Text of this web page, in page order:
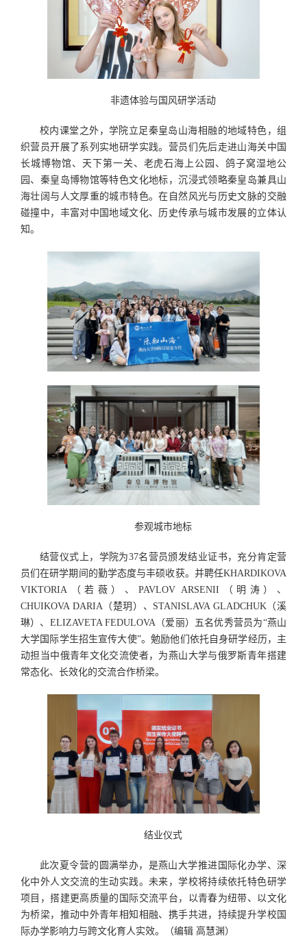
非遗体验与国风研学活动
校内课堂之外，学院立足秦皇岛山海相融的地域特色，组
织营员开展了系列实地研学实践。营员们先后走进山海关中国
长城博物馆、天下第一关、老虎石海上公园、鸽子窝湿地公
园、秦皇岛博物馆等特色文化地标，沉浸式领略秦皇岛兼具山
海壮阔与人文厚重的城市特色。在自然风光与历史文脉的交融
碰撞中，丰富对中国地域文化、历史传承与城市发展的立体认
知。
参观城市地标
结营仪式上，学院为37名营员颁发结业证书，充分肯定营
员们在研学期间的勤学态度与丰硕收获。并聘任KHARDIKOVA
VIKTORIA（若薇）、PAVLOV ARSENII（明涛）、
CHUIKOVA DARIA（楚玥）、STANISLAVA GLADCHUK（溪
琳）、ELIZAVETA FEDULOVA（爱丽）五名优秀营员为“燕山
大学国际学生招生宣传大使”。勉励他们依托自身研学经历，主
动担当中俄青年文化交流使者，为燕山大学与俄罗斯青年搭建
常态化、长效化的交流合作桥梁。
结业仪式
此次夏令营的圆满举办，是燕山大学推进国际化办学、深
化中外人文交流的生动实践。未来，学校将持续依托特色研学
项目，搭建更高质量的国际交流平台，以青春为纽带、以文化
为桥梁，推动中外青年相知相融、携手共进，持续提升学校国
际办学影响力与跨文化育人实效。（编辑 高慧渊）